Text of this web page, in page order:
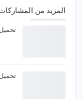
المزيد من
تحميل